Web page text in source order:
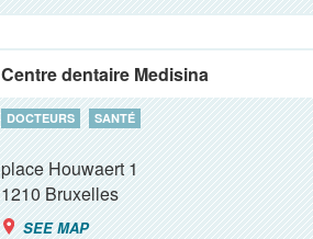
Centre dentaire Medisina
DOCTEURS SANTÉ
place Houwaert 1
1210Bruxelles
SEE MAP